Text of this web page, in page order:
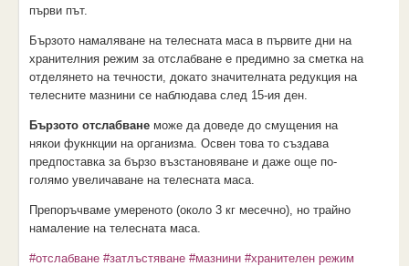
първи път.
Бързото намаляване на телесната маса в първите дни на
хранителния режим за отслабване е предимно за сметка на
отделянето на течности, докато значителната редукция на
телесните мазнини се наблюдава след 15-ия ден.
Бързото отслабванеможе да доведе до смущения на
някои фукнкции на организма. Освен това то създава
предпоставка за бързо възстановяване и даже още по-
голямо увеличаване на телесната маса.
Препоръчваме умереното (около 3 кг месечно), но трайно
намаление на телесната маса.
#отслабване #затлъстяване #мазнини #хранителен режим